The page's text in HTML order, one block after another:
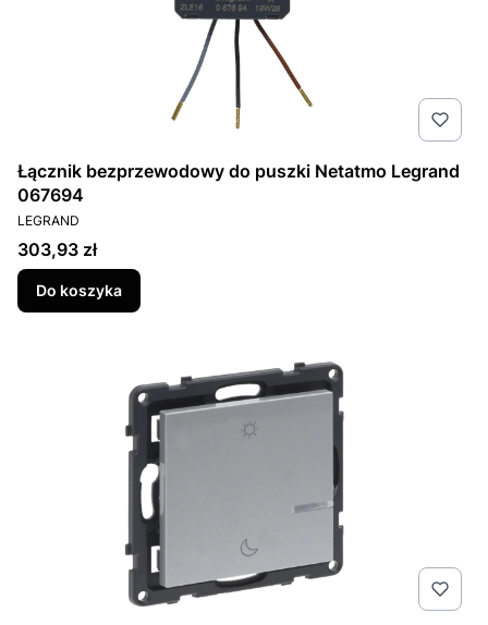
Łącznik bezprzewodowy do puszki Netatmo Legrand
067694
PRODUCENT
LEGRAND
Cena
303,93 zł
Do koszyka